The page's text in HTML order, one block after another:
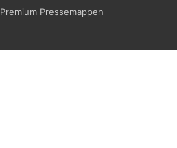
Premium Pressemappen